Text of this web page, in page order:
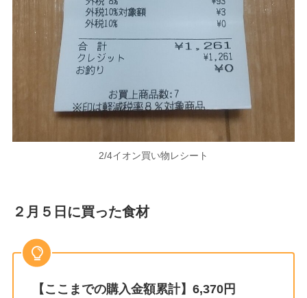
2/4イオン買い物レシート
２月５日に買った食材
【ここまでの購入金額累計】6,370円